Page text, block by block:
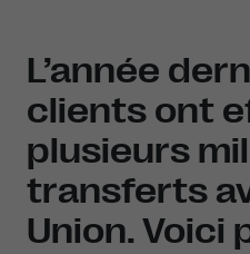
L’année
clients ont
plusieurs
transferts
Union. Voici